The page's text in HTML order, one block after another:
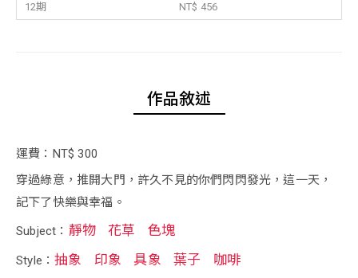
12期
NT$ 456
作品敘述
運費：NT$ 300
穿過綠意，推開大門，許久不見的你們閃閃發光，這一天，
記下了快樂與幸福。
Subject： 靜物 花草 色塊
Style：抽象 印象 具象 葉子 咖啡